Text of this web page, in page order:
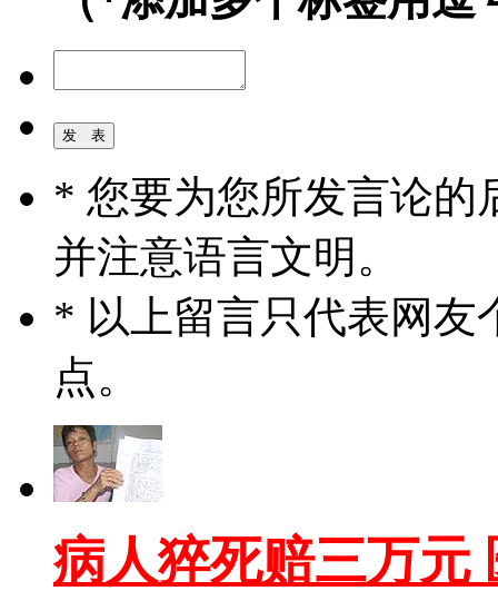
* 您要为您所发言论的
并注意语言文明。
* 以上留言只代表网友
点。
病人猝死赔三万元